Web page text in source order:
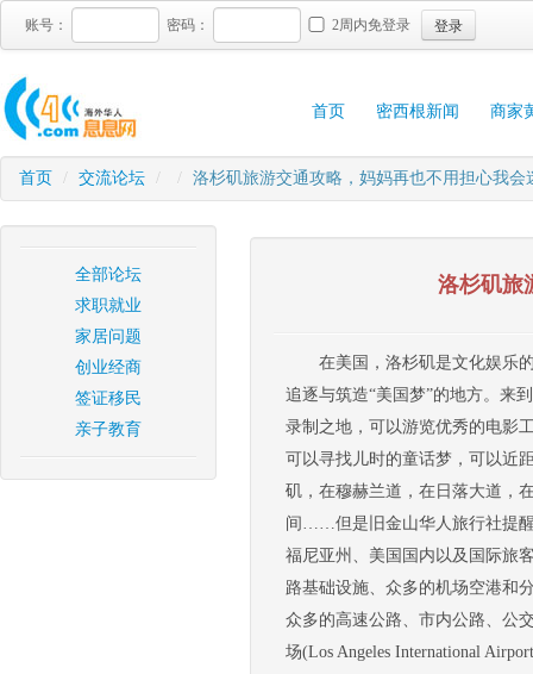
账号： 密码： 2周内免登录 登录
首页 密西根新闻 商家
首页 / 交流论坛 / / 洛杉矶旅游交通攻略，妈妈再也不用担心我会
全部论坛
求职就业
家居问题
创业经商
签证移民
亲子教育
洛杉矶旅
在美国，洛杉矶是文化娱乐
追逐与筑造“美国梦”的地方。来
录制之地，可以游览优秀的电影
可以寻找儿时的童话梦，可以近
矶，在穆赫兰道，在日落大道，
间……但是旧金山华人旅行社提醒
福尼亚州、美国国内以及国际旅
路基础设施、众多的机场空港和
众多的高速公路、市内公路、公
场(Los Angeles International